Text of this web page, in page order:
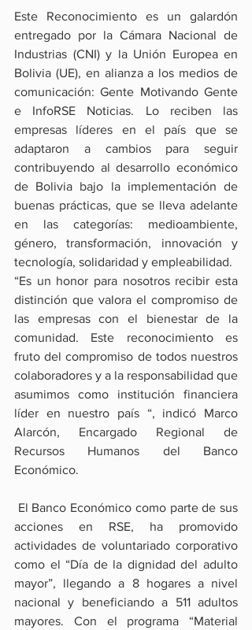
Este Reconocimiento es un galardón
entregado por la Cámara Nacional de
Industrias (CNI) y la Unión Europea en
Bolivia (UE), en alianza a los medios de
comunicación: Gente Motivando Gente
e InfoRSE Noticias. Lo reciben las
empresas líderes en el país que se
adaptaron a cambios para seguir
contribuyendo al desarrollo económico
de Bolivia bajo la implementación de
buenas prácticas, que se lleva adelante
en las categorías: medioambiente,
género, transformación, innovación y
tecnología, solidaridad y empleabilidad.
“Es un honor para nosotros recibir esta
distinción que valora el compromiso de
las empresas con el bienestar de la
comunidad. Este reconocimiento es
fruto del compromiso de todos nuestros
colaboradores y a la responsabilidad que
asumimos como institución financiera
líder en nuestro país “, indicó Marco
Alarcón, Encargado Regional de
Recursos Humanos del Banco
Económico.
acciones en RSE, ha promovido
actividades de voluntariado corporativo
como el “Día de la dignidad del adulto
mayor”, llegando a 8 hogares a nivel
nacional y beneficiando a 511 adultos
mayores. Con el programa “Material